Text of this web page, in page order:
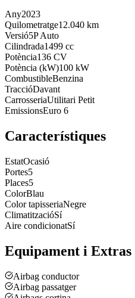
Any2023
Quilometratge12.040 km
Versió5P Auto
Cilindrada1499 cc
Potència136 CV
Potència (kW)100 kW
CombustibleBenzina
TraccióDavant
CarrosseriaUtilitari Petit
EmissionsEuro 6
Característiques
EstatOcasió
Portes5
Places5
ColorBlau
Color tapisseriaNegre
ClimatitzacióSí
Aire condicionatSí
Equipament i Extras
Airbag conductor
Airbag passatger